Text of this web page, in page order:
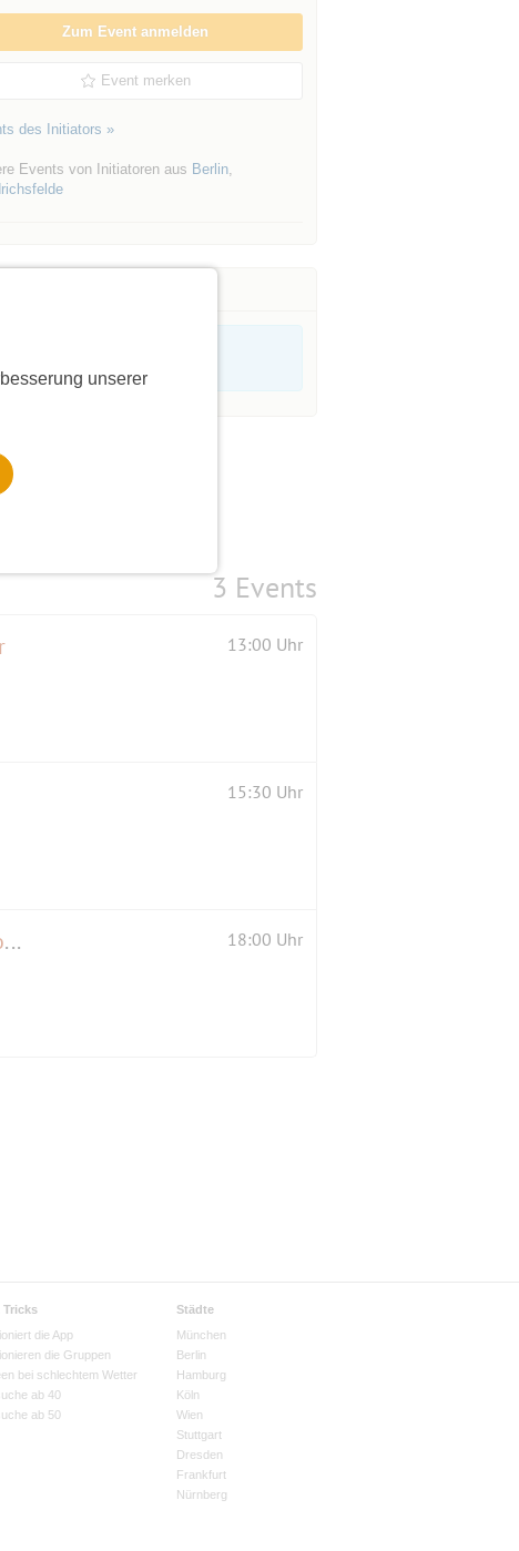
unserer
Zum Event anmelden
Event merken
des Initiators »
Events von Initiatoren aus Berlin,
3 Events
13:00 Uhr
15:30 Uhr
🌟🎄Weihnachts-Soul🎄🌟 🎶 live 🎶 ✨Gotischer Saal Zitadelle ✨ More-Town-Soul-Band 18:00 Uhr
Tricks
die App
die Gruppen
bei schlechtem Wetter
ab 40
ab 50
Städte
München
Berlin
Hamburg
Köln
Wien
Stuttgart
Dresden
Frankfurt
Nürnberg